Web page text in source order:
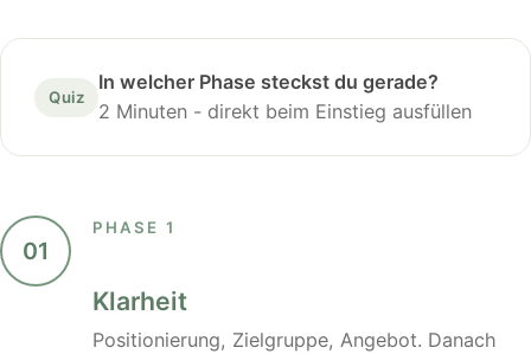
Quiz
In welcher Phase steckst du gerade?
2 Minuten - direkt beim Einstieg ausfüllen
01
PHASE 1
Klarheit
Positionierung, Zielgruppe, Angebot. Danach